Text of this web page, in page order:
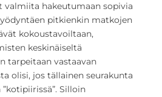
hakeutumaan sopivia
pitkienkin matkojen
kokoustavoiltaan,
keskinäiseltä
tarpeitaan vastaavan
olisi, jos tällainen seurakunta
Silloin